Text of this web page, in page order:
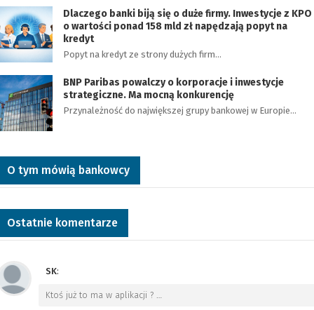
Dlaczego banki biją się o duże firmy. Inwestycje z KPO
o wartości ponad 158 mld zł napędzają popyt na
kredyt
Popyt na kredyt ze strony dużych firm…
BNP Paribas powalczy o korporacje i inwestycje
strategiczne. Ma mocną konkurencję
Przynależność do największej grupy bankowej w Europie…
O tym mówią bankowcy
Ostatnie komentarze
SK:
Ktoś już to ma w aplikacji ? …